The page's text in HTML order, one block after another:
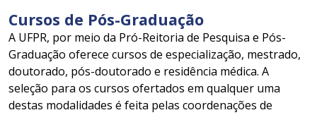
Cursos de Pós-Graduação
A UFPR, por meio da Pró-Reitoria de Pesquisa e Pós-
Graduação oferece cursos de especialização, mestrado,
doutorado, pós-doutorado e residência médica. A
seleção para os cursos ofertados em qualquer uma
destas modalidades é feita pelas coordenações de